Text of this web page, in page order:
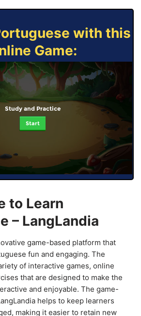
with this
Game:
Study and Practice
Start
to Learn
– LangLandia
game-based platform that
fun and engaging. The
of interactive games, online
that are designed to make the
and enjoyable. The game-
helps to keep learners
making it easier to retain new